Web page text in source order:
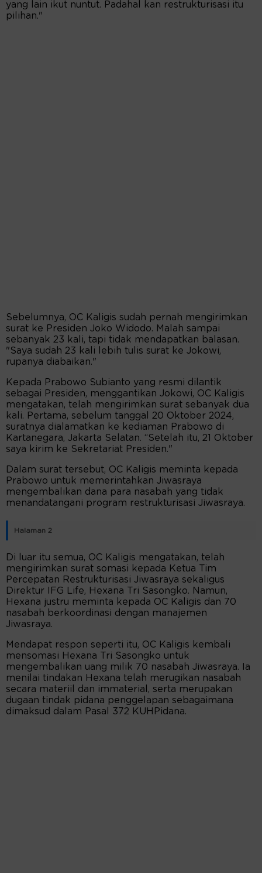
yang lain ikut nuntut. Padahal kan restrukturisasi itu
pilihan."
Sebelumnya, OC Kaligis sudah pernah mengirimkan
surat ke Presiden Joko Widodo. Malah sampai
sebanyak 23 kali, tapi tidak mendapatkan balasan.
"Saya sudah 23 kali lebih tulis surat ke Jokowi,
rupanya diabaikan."
Kepada Prabowo Subianto yang resmi dilantik
sebagai Presiden, menggantikan Jokowi, OC Kaligis
mengatakan, telah mengirimkan surat sebanyak dua
kali. Pertama, sebelum tanggal 20 Oktober 2024,
suratnya dialamatkan ke kediaman Prabowo di
Kartanegara, Jakarta Selatan. “Setelah itu, 21 Oktober
saya kirim ke Sekretariat Presiden."
Dalam surat tersebut, OC Kaligis meminta kepada
Prabowo untuk memerintahkan Jiwasraya
mengembalikan dana para nasabah yang tidak
menandatangani program restrukturisasi Jiwasraya.
Halaman 2
Di luar itu semua, OC Kaligis mengatakan, telah
mengirimkan surat somasi kepada Ketua Tim
Percepatan Restrukturisasi Jiwasraya sekaligus
Direktur IFG Life, Hexana Tri Sasongko. Namun,
Hexana justru meminta kepada OC Kaligis dan 70
nasabah berkoordinasi dengan manajemen
Jiwasraya.
Mendapat respon seperti itu, OC Kaligis kembali
mensomasi Hexana Tri Sasongko untuk
mengembalikan uang milik 70 nasabah Jiwasraya. Ia
menilai tindakan Hexana telah merugikan nasabah
secara materiil dan immaterial, serta merupakan
dugaan tindak pidana penggelapan sebagaimana
dimaksud dalam Pasal 372 KUHPidana.